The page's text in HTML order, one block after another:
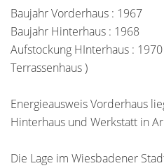
Baujahr Vorderhaus : 1967
Baujahr Hinterhaus : 1968
Aufstockung HInterhaus :
Terrassenhaus )
Energieausweis Vorderhaus
Hinterhaus und Werkstatt in
Die Lage im Wiesbadener